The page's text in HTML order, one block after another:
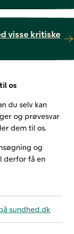
visse kritiske
os
du selv kan
og prøvesvar
dem til os.
og
derfor få en
sundhed.dk